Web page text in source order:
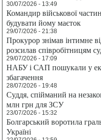
30/07/2026 - 13:49
Командир військової
будувати йому маєток
29/07/2026 - 21:38
Прокурор знімав інтимне
розсилав співробітницям
29/07/2026 - 17:09
НАБУ і САП пошукали у
збагачення
28/07/2026 - 19:48
Суддя, спійманий на
млн грн для ЗСУ
23/07/2026 - 15:32
Болгарський воротила
Україні